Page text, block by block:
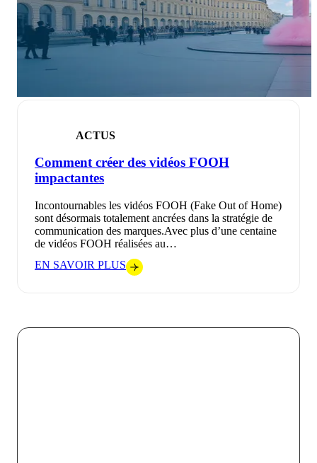
ACTUS
Comment créer des vidéos FOOH
impactantes
Incontournables les vidéos FOOH (Fake Out of Home)
sont désormais totalement ancrées dans la stratégie de
communication des marques.Avec plus d’une centaine
de vidéos FOOH réalisées au…
EN SAVOIR PLUS